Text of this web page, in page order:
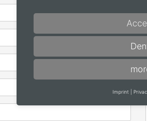
Imprint